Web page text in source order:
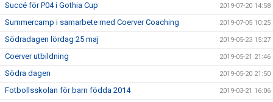
Succé för P04 i Gothia Cup 2019-07-20 14:58
Summercamp i samarbete med Coerver Coaching 2019-07-05 10:25
Södradagen lördag 25 maj 2019-05-23 15:27
Coerver utbildning 2019-05-21 21:46
Södra dagen 2019-05-20 21:50
Fotbollsskolan för barn födda 2014 2019-03-21 16:06